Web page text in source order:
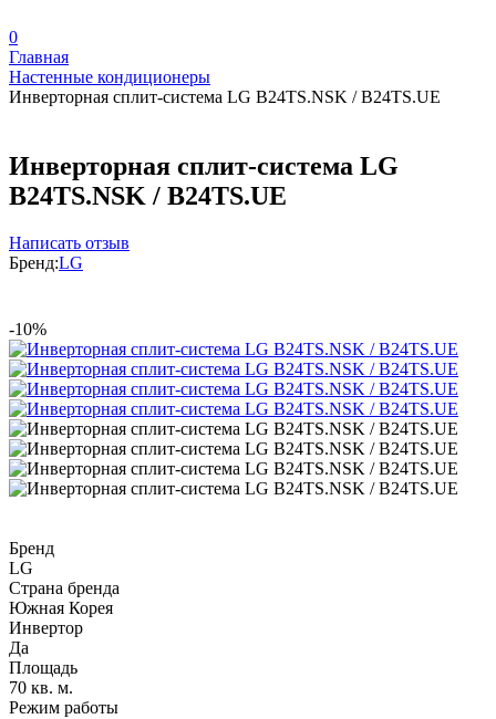
0
Главная
Настенные кондиционеры
Инверторная сплит-система LG B24TS.NSK / B24TS.UE
Инверторная сплит-система LG
B24TS.NSK / B24TS.UE
Написать отзыв
Бренд:LG
-10%
Бренд
LG
Страна бренда
Южная Корея
Инвертор
Да
Площадь
70 кв. м.
Режим работы